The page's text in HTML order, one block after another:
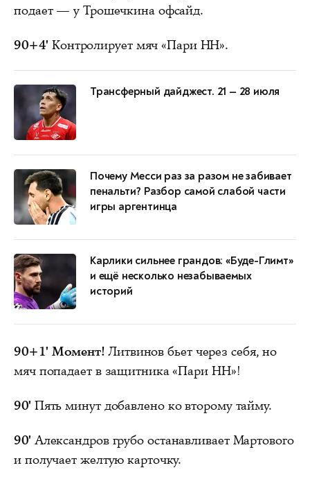
подает — у Трошечкина офсайд.
90+4' Контролирует мяч «Пари НН».
Трансферный дайджест. 21 — 28 июля
Почему Месси раз за разом не забивает
пенальти? Разбор самой слабой части
игры аргентинца
Карлики сильнее грандов: «Буде-Глимт»
и ещё несколько незабываемых
историй
90+1' Момент! Литвинов бьет через себя, но
мяч попадает в защитника «Пари НН»!
90' Пять минут добавлено ко второму тайму.
90' Александров грубо останавливает Мартового
и получает желтую карточку.